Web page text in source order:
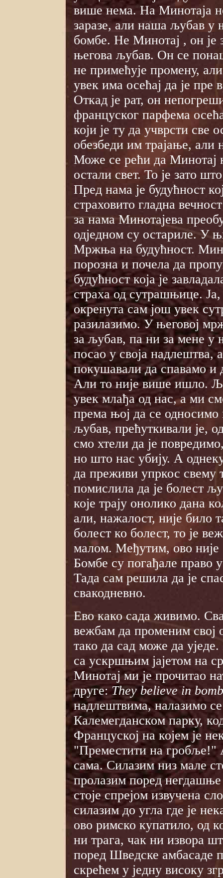
више нема. На Минотаја
заразе, али наша љубав у
бомбе. Не Минотај , он је
његова љубав. Он се
не примећује промену,
увек има осећај да је пре
Откад је рат, он
француског парфема
који је ту да учврсти све
обезбеди им трајање, али
Може се рећи да
остали свет. То је зато
Пред нама је будућност
страховито гладна
за нама Минотајева
одједном су остариле. У
Мржња на будућност.
порозна и почела да
будућност која је
страха од сутрашњице.
окренута сам још увек
разилазимо. У његовој
за љубав, па ни за мене
посао у своја надлештва,
покушавали да спавамо
Али то није више ишло.
увек млађа од нас, а ми
према њој да се
љубав, прећуткивали је,
смо хтели да је
но што нас убију. А
да преживи упркос
помислила да је болест
које трају онолико дана
али, нажалост, није било
болест ко болест, то је
малом. Међутим, ово није
Бомбе су погађале право
Тада сам решила да је
свакодневно.
Ево како сада живимо.
вежбам да променим
тако да сад може да
са ускршњим јајетом на
Минотај ми је прочитао
друге:They believe in
надлештвима, налазимо
Калемегданском парку,
Француској на којем је
"Преместити на гробље!"
сама. Силазим низ мале
пролазим поред негдашње
стоје спрејом извучена
силазим до угла где је
ово римско купатило, од
ни трага, чак ни извора
поред Шведске амбасаде
скрећем у једну високу